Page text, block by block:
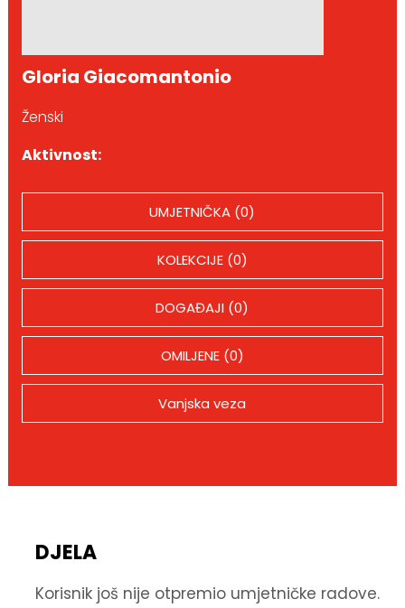
Gloria Giacomantonio
Ženski
Aktivnost:
UMJETNIČKA (0)
KOLEKCIJE (0)
DOGAĐAJI (0)
OMILJENE (0)
Vanjska veza
DJELA
Korisnik još nije otpremio umjetničke radove.